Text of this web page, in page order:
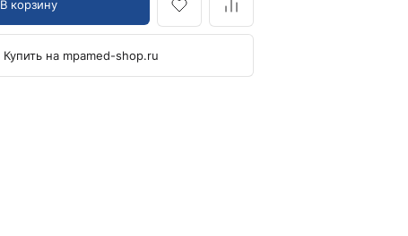
Кровоостанавливающие жгуты
Ларингоскопы
Аксессуары для ларингоскопов
В корзину
Купить на mpamed-shop.ru